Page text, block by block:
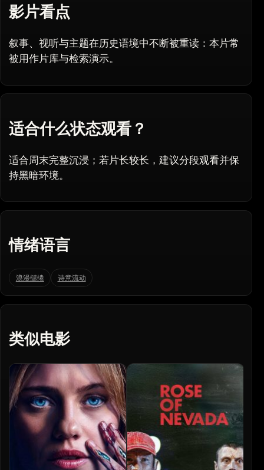
影片看点
叙事、视听与主题在历史语境中不断被重读：本片常
被用作片库与检索演示。
适合什么状态观看？
适合周末完整沉浸；若片长较长，建议分段观看并保
持黑暗环境。
情绪语言
浪漫缱绻 诗意流动
类似电影